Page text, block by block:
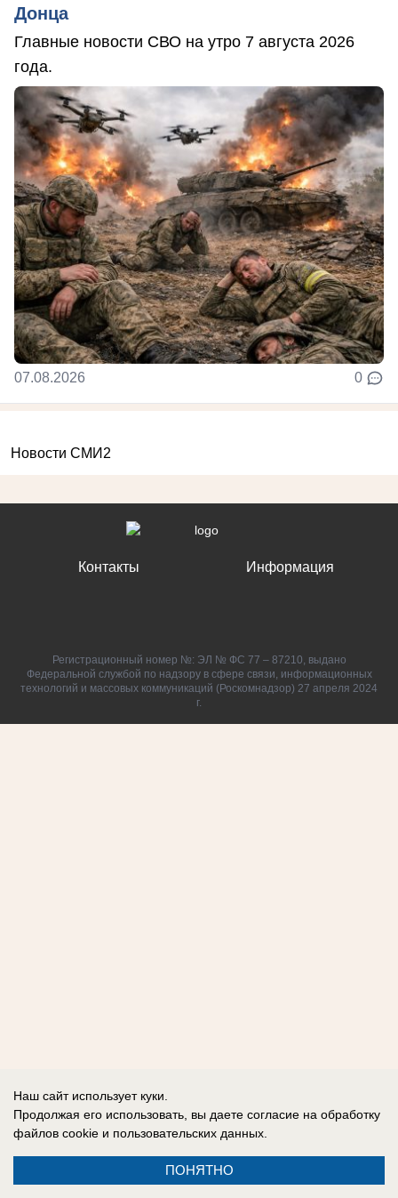
Донца
Главные новости СВО на утро 7 августа 2026
года.
07.08.2026 0
Новости СМИ2
Контакты Информация
Регистрационный номер №: ЭЛ № ФС 77 – 87210, выдано
Федеральной службой по надзору в сфере связи, информационных
технологий и массовых коммуникаций (Роскомнадзор) 27 апреля 2024
г.
Наш сайт использует куки.
Продолжая его использовать, вы даете согласие на обработку
файлов cookie и пользовательских данных.
ПОНЯТНО